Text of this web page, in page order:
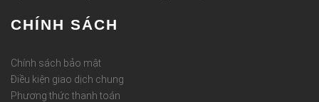
CHÍNH SÁCH
Chính sách bảo mật
Điều kiện giao dịch chung
Phương thức thanh toán